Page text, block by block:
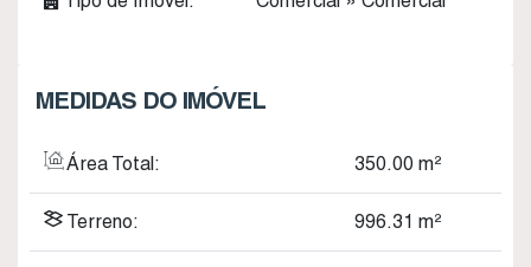
MEDIDAS DO IMÓVEL
Área Total: 350.00 m²
Terreno: 996.31 m²